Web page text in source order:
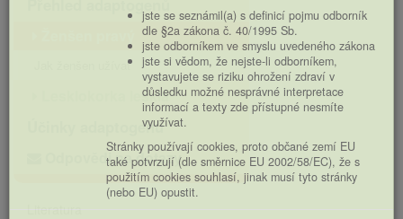
Jak ženšen užívat
Lesklokorka lesklá
Účinky adaptogenů
Odpovědi na dotazy
Literatura
jste se seznámil(a) s definicí pojmu odborník
dle §2a zákona č. 40/1995 Sb.
jste odborníkem ve smyslu uvedeného zákona
jste si vědom, že nejste-li odborníkem,
vystavujete se riziku ohrožení zdraví v
důsledku možné nesprávné interpretace
informací a texty zde přístupné nesmíte
využívat.
Stránky používají cookies, proto občané zemí EU
také potvrzují (dle směrnice EU 2002/58/EC), že s
použitím cookies souhlasí, jinak musí tyto stránky
(nebo EU) opustit.